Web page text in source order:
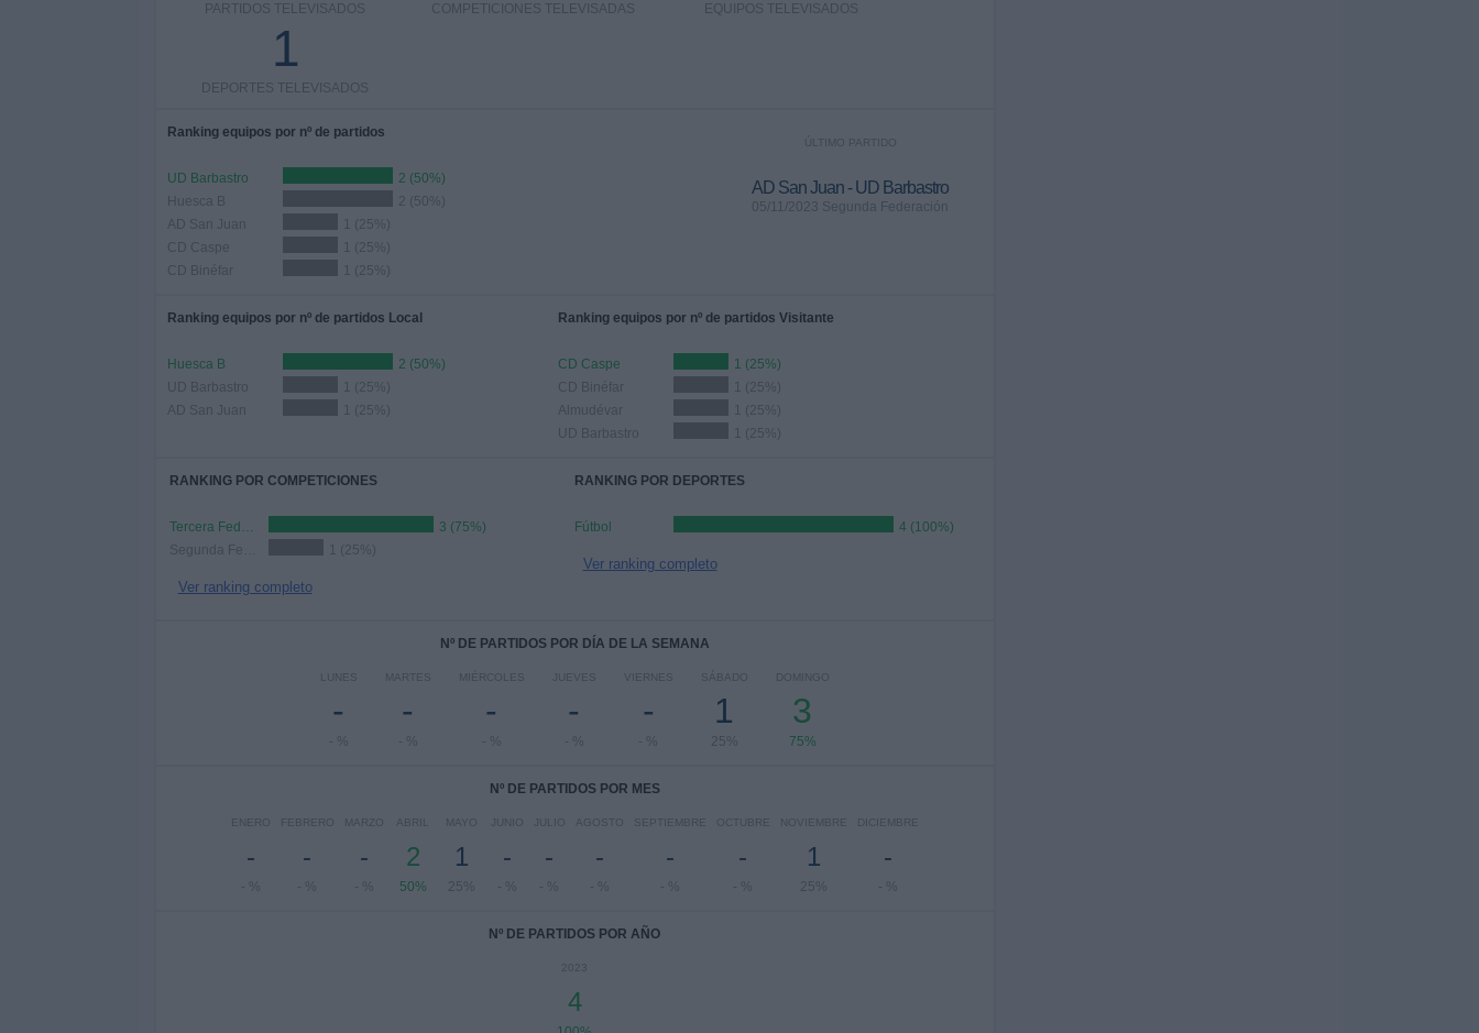
PARTIDOS TELEVISADOS COMPETICIONES TELEVISADAS EQUIPOS TELEVISADOS
1
DEPORTES TELEVISADOS
Ranking equipos por nº de partidos
UD Barbastro
2 (50%)
Huesca B
2 (50%)
AD San Juan
1 (25%)
CD Caspe
1 (25%)
CD Binéfar
1 (25%)
ÚLTIMO PARTIDO
AD San Juan - UD Barbastro
05/11/2023 Segunda Federación
Ranking equipos por nº de partidos Local
Huesca B
2 (50%)
UD Barbastro
1 (25%)
AD San Juan
1 (25%)
Ranking equipos por nº de partidos Visitante
CD Caspe
1 (25%)
CD Binéfar
1 (25%)
Almudévar
1 (25%)
UD Barbastro
1 (25%)
RANKING POR COMPETICIONES
Tercera Federación
3 (75%)
1 (25%)
Ver ranking completo
RANKING POR DEPORTES
Fútbol 4 (100%)
Ver ranking completo
Nº DE PARTIDOS POR DÍA DE LA SEMANA
LUNES
-
- %
MARTES
-
- %
MIÉRCOLES
-
- %
JUEVES
-
- %
VIERNES
-
- %
SÁBADO
1
25%
DOMINGO
3
75%
Nº DE PARTIDOS POR MES
ENERO
-
- %
FEBRERO
-
- %
MARZO
-
- %
ABRIL
2
50%
MAYO
1
25%
JUNIO
-
- %
JULIO
-
- %
AGOSTO
-
- %
SEPTIEMBRE
-
- %
OCTUBRE
-
- %
NOVIEMBRE
1
25%
DICIEMBRE
-
- %
Nº DE PARTIDOS POR AÑO
2023
4